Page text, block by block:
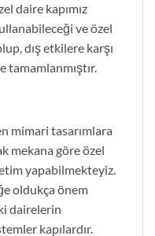
daire kapımız
ve özel
dış etkilere karşı
tamamlanmıştır.
mimari tasarımlara
mekana göre özel
yapabilmekteyiz.
oldukça önem
dairelerin
kapılardır.